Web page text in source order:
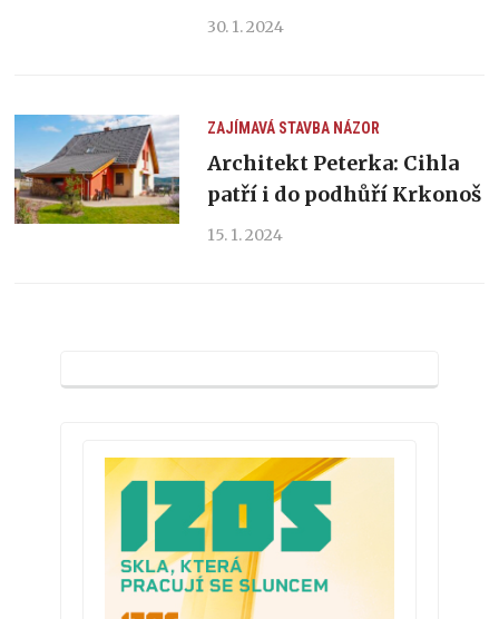
30. 1. 2024
ZAJÍMAVÁ STAVBA NÁZOR
Architekt Peterka: Cihla
patří i do podhůří Krkonoš
15. 1. 2024